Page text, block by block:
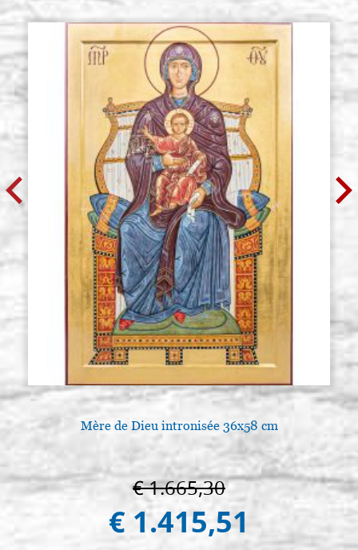
Mère de Dieu intronisée 36x58 cm
€ 1.665,30
€ 1.415,51